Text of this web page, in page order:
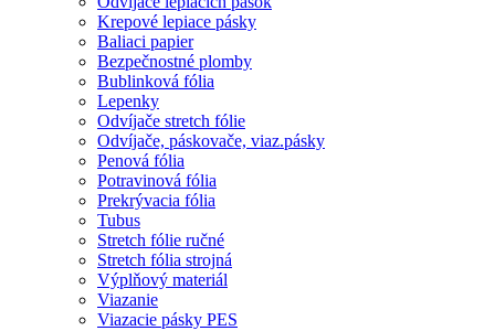
Krepové lepiace pásky
Baliaci papier
Bezpečnostné plomby
Bublinková fólia
Lepenky
Odvíjače stretch fólie
Odvíjače, páskovače, viaz.pásky
Penová fólia
Potravinová fólia
Prekrývacia fólia
Tubus
Stretch fólie ručné
Stretch fólia strojná
Výplňový materiál
Viazanie
Viazacie pásky PES